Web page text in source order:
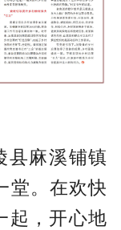
县麻溪铺镇
堂。在欢快
起，开心地